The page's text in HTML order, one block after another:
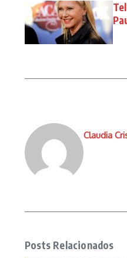
Claudia
Posts Relacionados